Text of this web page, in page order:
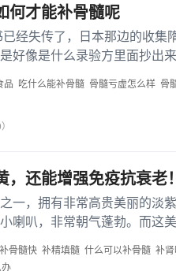
何才能补骨髓呢
经失传了，日本那边的收集
好像是什么录验方里面抄出
品 吃什么能补骨髓 骨髓亏虚怎么样 骨
还能增强免疫抗衰老！
一，拥有非常高贵美丽的淡
喇叭，非常朝气蓬勃。而这
骨髓快 补精填髓 什么可以补骨髓 补